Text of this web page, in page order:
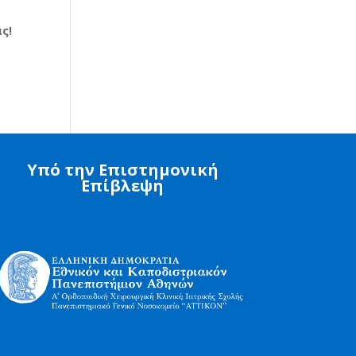
Υπό την Επιστημονική
Επίβλεψη